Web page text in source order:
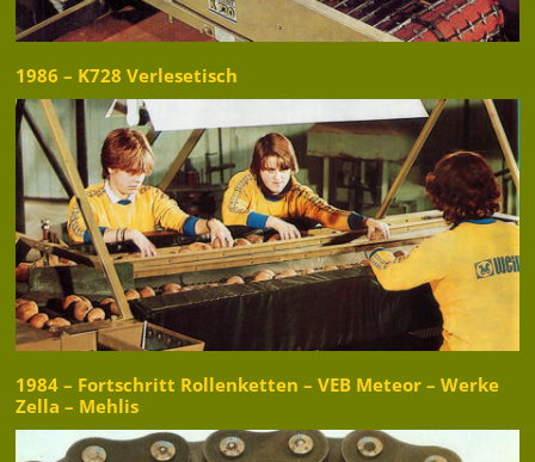
1986 – K728 Verlesetisch
1984 – Fortschritt Rollenketten – VEB Meteor – Werke
Zella – Mehlis